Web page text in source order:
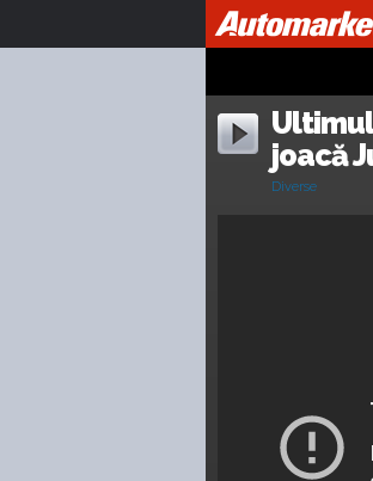
joacă
Diverse